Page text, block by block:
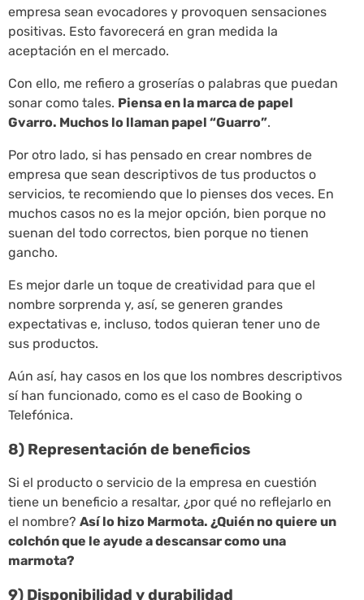
empresa sean evocadores y provoquen sensaciones
positivas. Esto favorecerá en gran medida la
aceptación en el mercado.
Con ello, me refiero a groserías o palabras que puedan
sonar como tales. Piensa en la marca de papel
Gvarro. Muchos lo llaman papel “Guarro”.
Por otro lado, si has pensado en crear nombres de
empresa que sean descriptivos de tus productos o
servicios, te recomiendo que lo pienses dos veces. En
muchos casos no es la mejor opción, bien porque no
suenan del todo correctos, bien porque no tienen
gancho.
Es mejor darle un toque de creatividad para que el
nombre sorprenda y, así, se generen grandes
expectativas e, incluso, todos quieran tener uno de
sus productos.
Aún así, hay casos en los que los nombres descriptivos
sí han funcionado, como es el caso de Booking o
Telefónica.
8) Representación de beneficios
Si el producto o servicio de la empresa en cuestión
tiene un beneficio a resaltar, ¿por qué no reflejarlo en
el nombre? Así lo hizo Marmota. ¿Quién no quiere un
colchón que le ayude a descansar como una
marmota?
9) Disponibilidad y durabilidad